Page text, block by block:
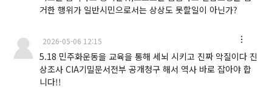
거한 행위가 일반시민으로서는 상상도 못할일이 아닌가?
2026-05-06 12:15
5.18 민주화운동을 교육을 통해 세뇌 시키고 진짜 악질이다 진
상조사 CIA기밀문서전부 공개청구 해서 역사 바로 잡아야 합
니다!!